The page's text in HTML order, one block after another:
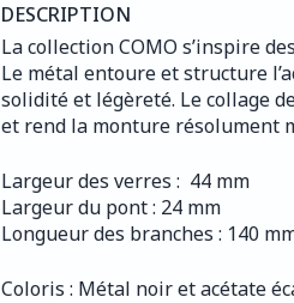
DESCRIPTION
La collection COMO s’inspire
Le métal entoure et structure
solidité et légèreté. Le collage
et rend la monture résolument
Largeur des verres :  44 mm
Largeur du pont : 24 mm
Longueur des branches : 140
Coloris : Métal noir et acétate